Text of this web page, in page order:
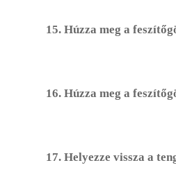
15. Húzza meg a
16. Húzza meg a
17. Helyezze vissza a